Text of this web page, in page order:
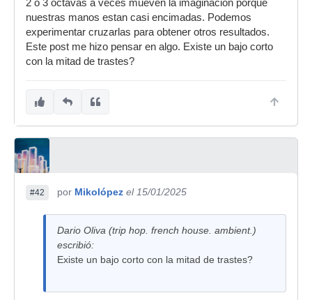
2 o 3 octavas a veces mueven la imaginacion porque
nuestras manos estan casi encimadas. Podemos
experimentar cruzarlas para obtener otros resultados.
Este post me hizo pensar en algo. Existe un bajo corto
con la mitad de trastes?
#42 por Mikolópez el 15/01/2025
Dario Oliva (trip hop. french house. ambient.)
escribió:
Existe un bajo corto con la mitad de trastes?